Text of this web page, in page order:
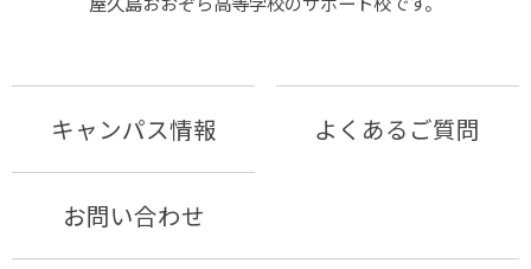
キャンパス情報 よくあるご質問
お問い合わせ